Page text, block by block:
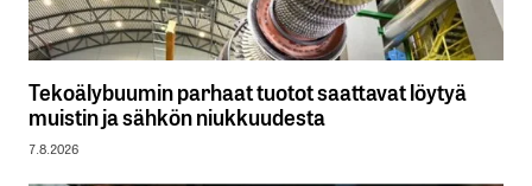
Tekoälybuumin parhaat tuotot saattavat löytyä
muistin ja sähkön niukkuudesta
7.8.2026